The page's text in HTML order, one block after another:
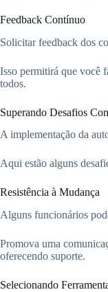
Feedback Contínuo
Solicitar feedback dos
Isso permitirá que você
todos.
Superando Desafios
A implementação da
Aqui estão alguns
Resistência à Mudança
Alguns funcionários
Promova uma
oferecendo suporte.
Selecionando